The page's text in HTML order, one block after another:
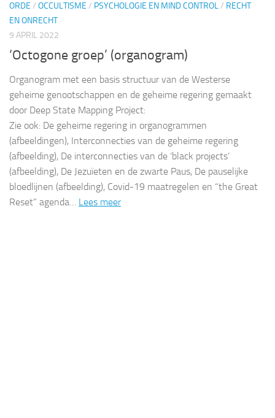
ORDE / OCCULTISME / PSYCHOLOGIE EN MIND CONTROL/ RECHT
EN ONRECHT
9 APRIL 2022
‘Octogone groep’ (organogram)
Organogram met een basis structuur van de Westerse
geheime genootschappen en de geheime regering gemaakt
door Deep State Mapping Project:
Zie ook: De geheime regering in organogrammen
(afbeeldingen), Interconnecties van de geheime regering
(afbeelding), De interconnecties van de ‘black projects’
(afbeelding), De Jezuïeten en de zwarte Paus, De pauselijke
bloedlijnen (afbeelding), Covid-19 maatregelen en “the Great
Reset” agenda… Lees meer